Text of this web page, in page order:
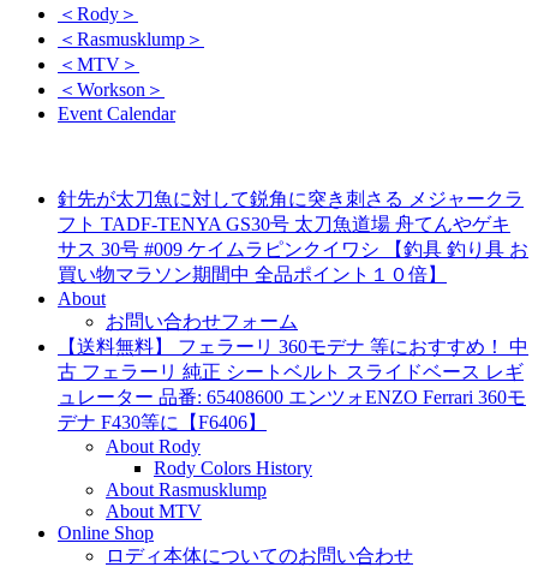
＜Rody＞
＜Rasmusklump＞
＜MTV＞
＜Workson＞
Event Calendar
針先が太刀魚に対して鋭角に突き刺さる メジャークラ
フト TADF-TENYA GS30号 太刀魚道場 舟てんやゲキ
サス 30号 #009 ケイムラピンクイワシ 【釣具 釣り具 お
買い物マラソン期間中 全品ポイント１０倍】
About
お問い合わせフォーム
【送料無料】 フェラーリ 360モデナ 等におすすめ！ 中
古 フェラーリ 純正 シートベルト スライドベース レギ
ュレーター 品番: 65408600 エンツォENZO Ferrari 360モ
デナ F430等に【F6406】
About Rody
Rody Colors History
About Rasmusklump
About MTV
Online Shop
ロディ本体についてのお問い合わせ